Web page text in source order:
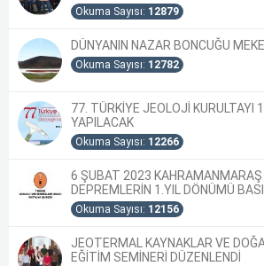
Okuma Sayısı: 12879
DÜNYANIN NAZAR BONCUĞU
Okuma Sayısı: 12782
77. TÜRKİYE JEOLOJİ KURULTAYI
YAPILACAK
Okuma Sayısı: 12266
6 ŞUBAT 2023 KAHRAMANMARAŞ
DEPREMLERİN 1.YIL DÖNÜMÜ
Okuma Sayısı: 12156
JEOTERMAL KAYNAKLAR VE
EĞİTİM SEMİNERİ DÜZENLENDİ